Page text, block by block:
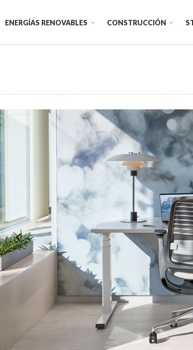
ENERGÍAS RENOVABLES CONSTRUCCIÓN
Sillones Lounge
Sillas de trabajo individual
Educación
Sanidad
Home Office